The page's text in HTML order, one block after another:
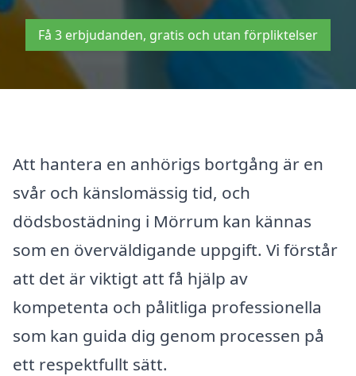
Få 3 erbjudanden, gratis och utan förpliktelser
Att hantera en anhörigs bortgång är en
svår och känslomässig tid, och
dödsbostädning i Mörrum kan kännas
som en överväldigande uppgift. Vi förstår
att det är viktigt att få hjälp av
kompetenta och pålitliga professionella
som kan guida dig genom processen på
ett respektfullt sätt.